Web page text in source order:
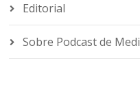
Editorial
Sobre Podcast de